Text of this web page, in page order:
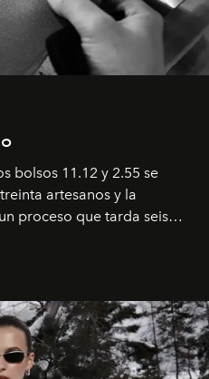
bolsos 11.12 y 2.55 se
artesanos y la
proceso que tarda seis
la escuela de formación de